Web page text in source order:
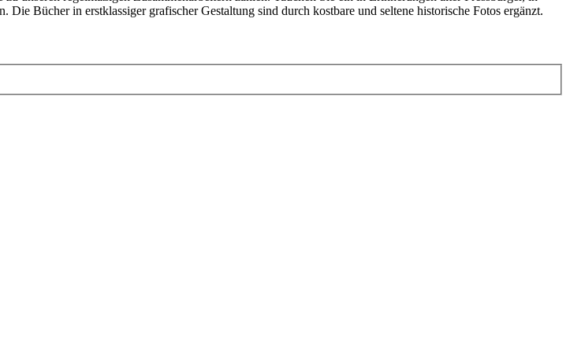
Bücher in erstklassiger grafischer Gestaltung sind durch kostbare und seltene historische Fotos ergänzt.